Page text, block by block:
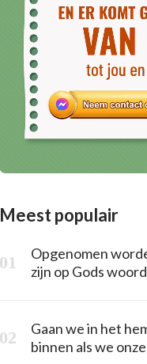
Meest populair
Opgenomen
zijn op Gods
Gaan we in het
binnen als we